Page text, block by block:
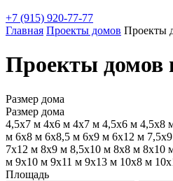
+7 (915) 920-77-77
Главная Проекты домов Проекты
Проекты домов
Размер дома
Размер дома
4,5х7 м 4х6 м 4х7 м 4,5х6 м 4,5х8
м 6х8 м 6х8,5 м 6х9 м 6х12 м
7х12 м 8х9 м 8,5х10 м 8х8 м 8х10
м 9х10 м 9х11 м 9х13 м 10х8 м
Площадь